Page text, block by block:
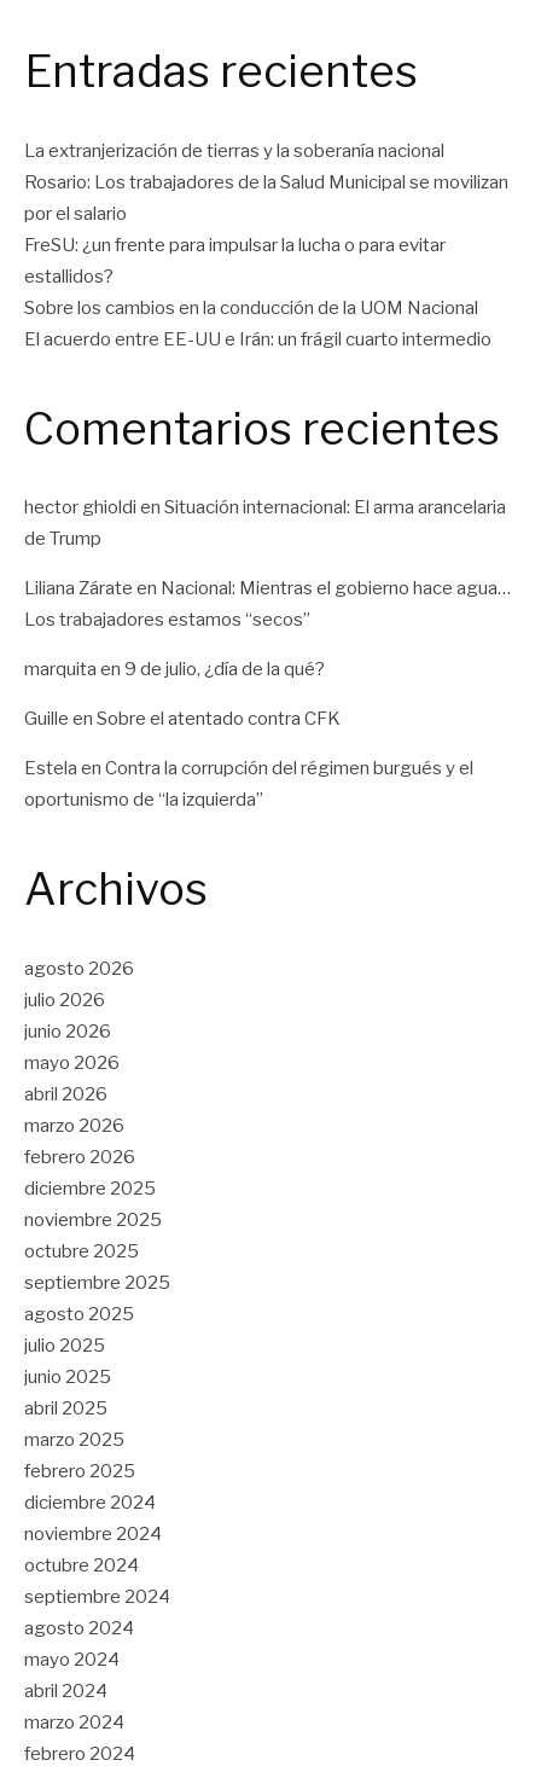
Entradas recientes
La extranjerización de tierras y la soberanía nacional
Rosario: Los trabajadores de la Salud Municipal se movilizan
por el salario
FreSU: ¿un frente para impulsar la lucha o para evitar
estallidos?
Sobre los cambios en la conducción de la UOM Nacional
El acuerdo entre EE-UU e Irán: un frágil cuarto intermedio
Comentarios recientes
hector ghioldi en Situación internacional: El arma arancelaria
de Trump
Liliana Zárate en Nacional: Mientras el gobierno hace agua…
Los trabajadores estamos “secos”
marquita en 9 de julio, ¿día de la qué?
Guille en Sobre el atentado contra CFK
Estela en Contra la corrupción del régimen burgués y el
oportunismo de “la izquierda”
Archivos
agosto 2026
julio 2026
junio 2026
mayo 2026
abril 2026
marzo 2026
febrero 2026
diciembre 2025
noviembre 2025
octubre 2025
septiembre 2025
agosto 2025
julio 2025
junio 2025
abril 2025
marzo 2025
febrero 2025
diciembre 2024
noviembre 2024
octubre 2024
septiembre 2024
agosto 2024
mayo 2024
abril 2024
marzo 2024
febrero 2024